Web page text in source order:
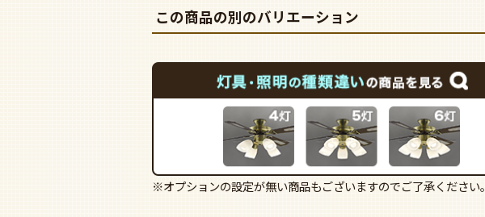
この商品の別のバリエーション
※オプションの設定が無い商品もございますのでご了承ください。